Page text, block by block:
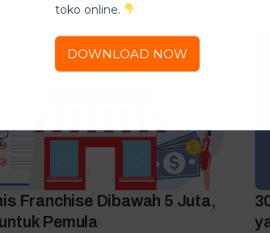
Franchise Dibawah 5 Juta,
Pemula
toko online.
DOWNLOAD NOW